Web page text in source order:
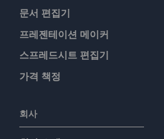
문서 편집기
프레젠테이션 메이커
스프레드시트 편집기
가격 책정
회사